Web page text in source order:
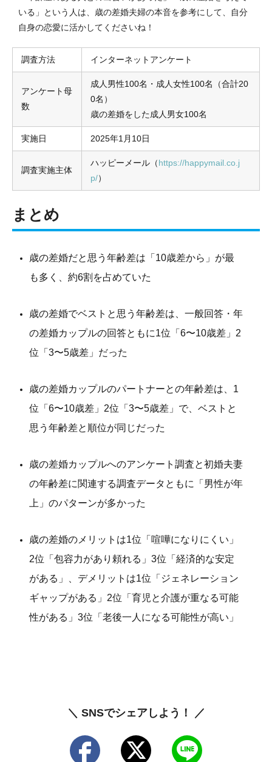
いる」という人は、歳の差婚夫婦の本音を参考にして、自分
自身の恋愛に活かしてくださいね！
調査方法 インターネットアンケート
アンケート母
数
成人男性100名・成人女性100名（合計20
0名）
歳の差婚をした成人男女100名
実施日 2025年1月10日
調査実施主体
ハッピーメール（https://happymail.co.j
p/）
まとめ
歳の差婚だと思う年齢差は「10歳差から」が最
も多く、約6割を占めていた
歳の差婚でベストと思う年齢差は、一般回答・年
の差婚カップルの回答ともに1位「6〜10歳差」2
位「3〜5歳差」だった
歳の差婚カップルのパートナーとの年齢差は、1
位「6〜10歳差」2位「3〜5歳差」で、ベストと
思う年齢差と順位が同じだった
歳の差婚カップルへのアンケート調査と初婚夫妻
の年齢差に関連する調査データともに「男性が年
上」のパターンが多かった
歳の差婚のメリットは1位「喧嘩になりにくい」
2位「包容力があり頼れる」3位「経済的な安定
がある」、デメリットは1位「ジェネレーション
ギャップがある」2位「育児と介護が重なる可能
性がある」3位「老後一人になる可能性が高い」
＼ SNSでシェアしよう！ ／